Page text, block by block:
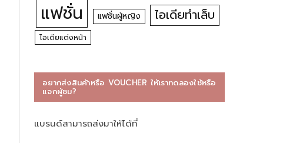
แฟชั่น แฟชั่นผู้หญิง ไอเดียทำเล็บ
ไอเดียแต่งหน้า
อยากส่งสินค้าหรือ VOUCHER ให้เราทดลองใช้หรือ
แจกผู้ชม?
แบรนด์สามารถส่งมาให้ได้ที่